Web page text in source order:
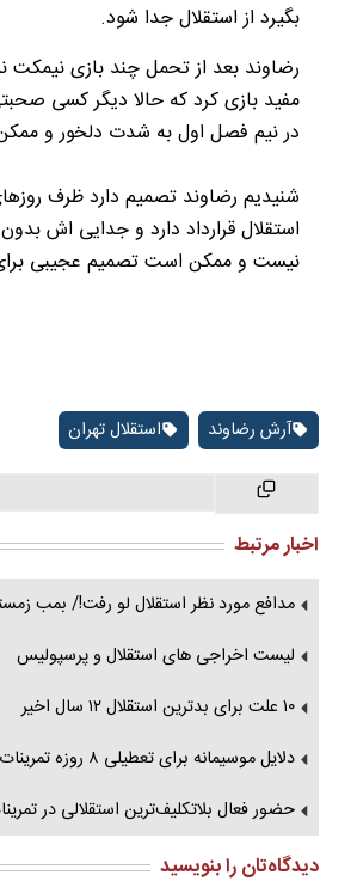
بگیرد از استقلال جدا شود.
رضاوند بعد از تحمل چند بازی
مفید بازی کرد که حالا دیگر کسی
در نیم فصل اول به شدت دلخور و
شنیدیم رضاوند تصمیم دارد ظرف
استقلال قرارداد دارد و جدایی اش
نیست و ممکن است تصمیم عجیبی
آرش رضاوند استقلال تهران
اخبار مرتبط
مدافع مورد نظر استقلال لو رفت!/ بمب
لیست اخراجی‌ های استقلال و پرسپولیس
۱۰ علت برای بدترین استقلال ۱۲ سال اخیر
دلایل موسیمانه برای تعطیلی ۸ روزه تمرینات استقلال
حضور فعال بلاتکلیف‌ترین استقلالی در
دیدگاه‌تان را بنویسید